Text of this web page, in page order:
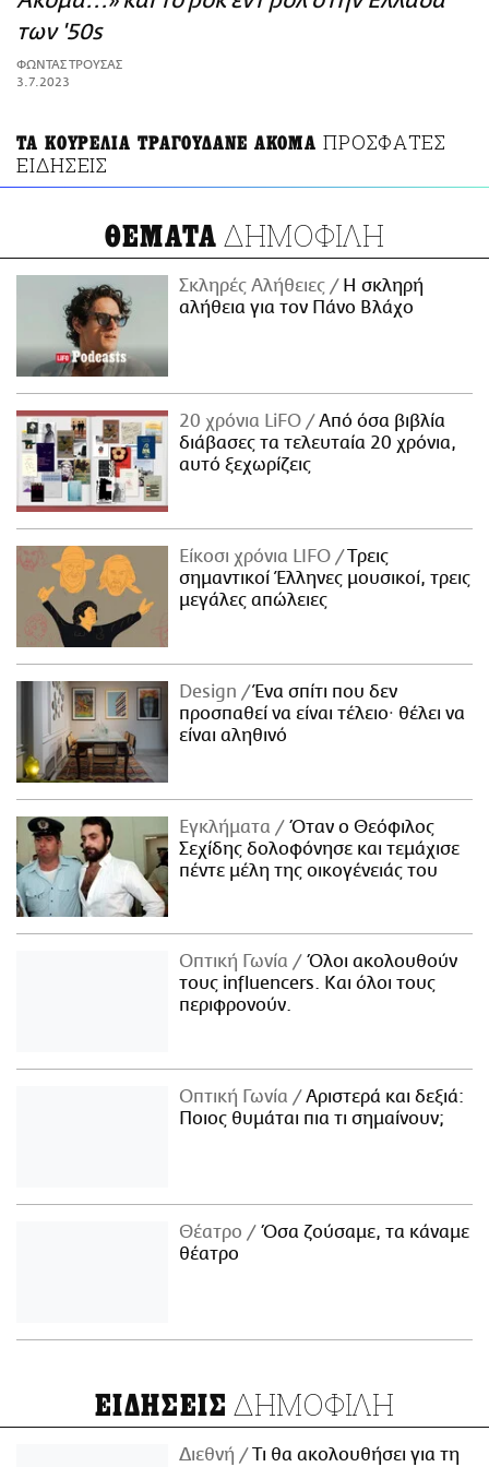
ΑΜΠΑ
PRINT
των '50s
ΦΩΝΤΑΣ ΤΡΟΥΣΑΣ
3.7.2023
ΤΑ ΚΟΥΡΕΛΙΑ ΤΡΑΓΟΥΔΑΝΕ ΑΚΟΜΑ ΠΡΟΣΦΑΤΕΣ
ΕΙΔΗΣΕΙΣ
ΘΕΜΑΤΑ ΔΗΜΟΦΙΛΗ
Σκληρές Αλήθειες
H σκληρή
αλήθεια για τον Πάνο Βλάχο
20 χρόνια LiFO
Από όσα βιβλία
διάβασες τα τελευταία 20 χρόνια,
αυτό ξεχωρίζεις
Είκοσι χρόνια LIFO
Tρεις
σημαντικοί Έλληνες μουσικοί, τρεις
μεγάλες απώλειες
Design
Ένα σπίτι που δεν
προσπαθεί να είναι τέλειο· θέλει να
είναι αληθινό
Εγκλήματα
Όταν ο Θεόφιλος
Σεχίδης δολοφόνησε και τεμάχισε
πέντε μέλη της οικογένειάς του
Οπτική Γωνία
Όλοι ακολουθούν
τους influencers. Και όλοι τους
περιφρονούν.
Οπτική Γωνία
Αριστερά και δεξιά:
Ποιος θυμάται πια τι σημαίνουν;
Θέατρο
Όσα ζούσαμε, τα κάναμε
θέατρο
ΕΙΔΗΣΕΙΣ ΔΗΜΟΦΙΛΗ
Διεθνή Τι θα ακολουθήσει για τη